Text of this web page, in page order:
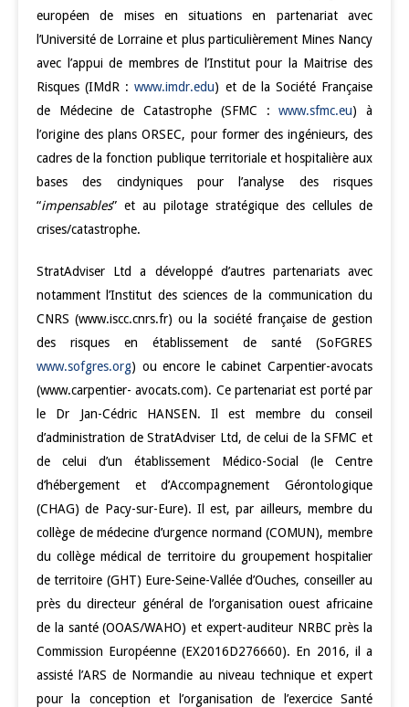
européen de mises en situations en partenariat avec
l’Université de Lorraine et plus particulièrement Mines Nancy
avec l’appui de membres de l’Institut pour la Maitrise des
Risques (IMdR :www.imdr.edu) et de la Société Française
de Médecine de Catastrophe (SFMC :www.sfmc.eu) à
l’origine des plans ORSEC, pour former des ingénieurs, des
cadres de la fonction publique territoriale et hospitalière aux
bases des cindyniques pour l’analyse des risques
“impensables” et au pilotage stratégique des cellules de
crises/catastrophe.
StratAdviser Ltd a développé d’autres partenariats avec
notamment l’Institut des sciences de la communication du
CNRS (www.iscc.cnrs.fr) ou la société française de gestion
des risques en établissement de santé (SoFGRES
www.sofgres.org) ou encore le cabinet Carpentier-avocats
(www.carpentier- avocats.com). Ce partenariat est porté par
le Dr Jan-Cédric HANSEN. Il est membre du conseil
d’administration de StratAdviser Ltd, de celui de la SFMC et
de celui d’un établissement Médico-Social (le Centre
d’hébergement et d’Accompagnement Gérontologique
(CHAG) de Pacy-sur-Eure). Il est, par ailleurs, membre du
collège de médecine d’urgence normand (COMUN), membre
du collège médical de territoire du groupement hospitalier
de territoire (GHT) Eure-Seine-Vallée d’Ouches, conseiller au
près du directeur général de l’organisation ouest africaine
de la santé (OOAS/WAHO) et expert-auditeur NRBC près la
Commission Européenne (EX2016D276660). En 2016, il a
assisté l’ARS de Normandie au niveau technique et expert
pour la conception et l’organisation de l’exercice Santé